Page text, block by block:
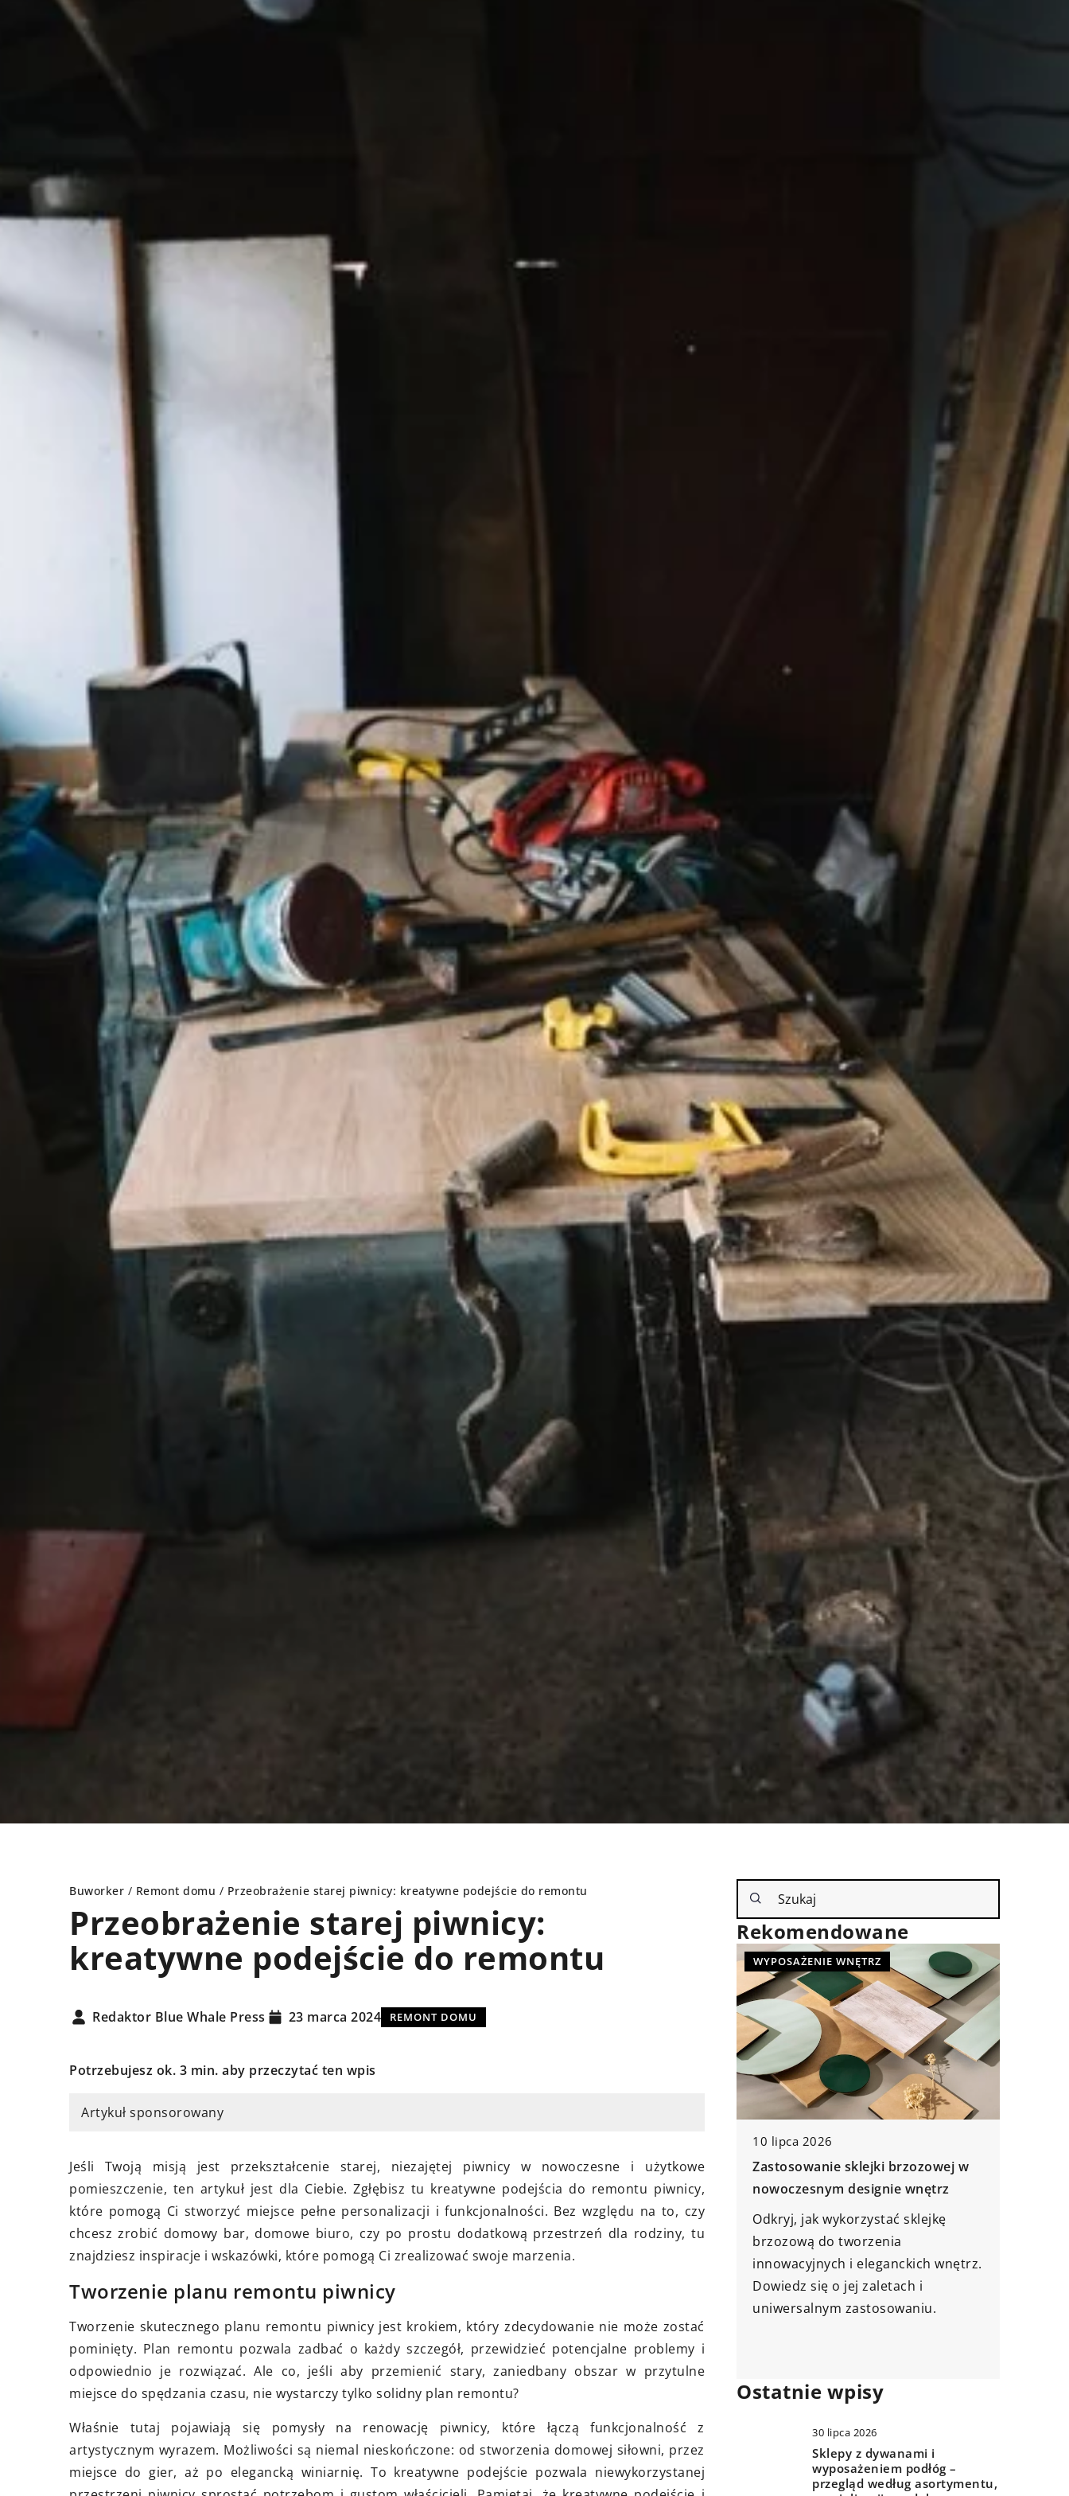
Buworker / Remont domu / Przeobrażenie starej piwnicy: kreatywne podejście do remontu
Przeobrażenie starej piwnicy:
kreatywne podejście do remontu
Redaktor Blue Whale Press 23 marca 2024 REMONT DOMU
Potrzebujesz ok. 3 min. aby przeczytać ten wpis
Artykuł sponsorowany
Jeśli Twoją misją jest przekształcenie starej, niezajętej piwnicy w nowoczesne i użytkowe
pomieszczenie, ten artykuł jest dla Ciebie. Zgłębisz tu kreatywne podejścia do remontu piwnicy,
które pomogą Ci stworzyć miejsce pełne personalizacji i funkcjonalności. Bez względu na to, czy
chcesz zrobić domowy bar, domowe biuro, czy po prostu dodatkową przestrzeń dla rodziny, tu
znajdziesz inspiracje i wskazówki, które pomogą Ci zrealizować swoje marzenia.
Tworzenie planu remontu piwnicy
Tworzenie skutecznego planu remontu piwnicy jest krokiem, który zdecydowanie nie może zostać
pominięty. Plan remontu pozwala zadbać o każdy szczegół, przewidzieć potencjalne problemy i
odpowiednio je rozwiązać. Ale co, jeśli aby przemienić stary, zaniedbany obszar w przytulne
miejsce do spędzania czasu, nie wystarczy tylko solidny plan remontu?
Właśnie tutaj pojawiają się pomysły na renowację piwnicy, które łączą funkcjonalność z
artystycznym wyrazem. Możliwości są niemal nieskończone: od stworzenia domowej siłowni, przez
miejsce do gier, aż po elegancką winiarnię. To kreatywne podejście pozwala niewykorzystanej
Rekomendowane
WNĘTRZ
idealne narzędzie do
kluczowe cechy
noży kuchennych
artykule dowiesz się, jakie
cechy powinien posiadać
nóż kuchenny,
narzędzie do gotowania.
REMONT DOMU
Jak wybrać idealną kostkę brukową
do swojego ogrodu?
Dowiedz się, jak wybrać
odpowiednią kostkę brukową, aby
idealnie pasowała do Twojego
ogrodu. Porównaj różne materiały,
style i kolory, które poprawią
estetykę i funkcjonalność Twojej
przestrzeni zewnętrznej.
WYPOSAŻENIE WNĘTRZ
Zastosowanie sklejki brzozowej w
nowoczesnym designie wnętrz
Odkryj, jak wykorzystać sklejkę
brzozową do tworzenia
innowacyjnych i eleganckich wnętrz.
WYPOSAŻENIE WNĘTRZ
01 listopada 2023
Jak wybrać idealne narzędzie do
gotowania: kluczowe cechy
profesjonalnych noży kuchennych
W tym artykule dowiesz się, jakie
kluczowe cechy powinien posiadać
profesjonalny nóż kuchenny,
pomagając Ci zdecydować się na
Ostatnie wpisy
30 lipca 2026
Sklepy z dywanami i
wyposażeniem podłóg –
przegląd według asortymentu,